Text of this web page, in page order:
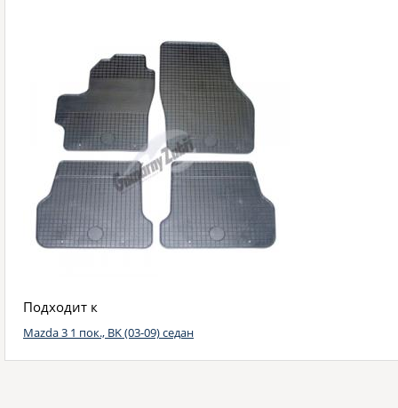
Подходит к
Mazda 3 1 пок., BK (03-09) седан